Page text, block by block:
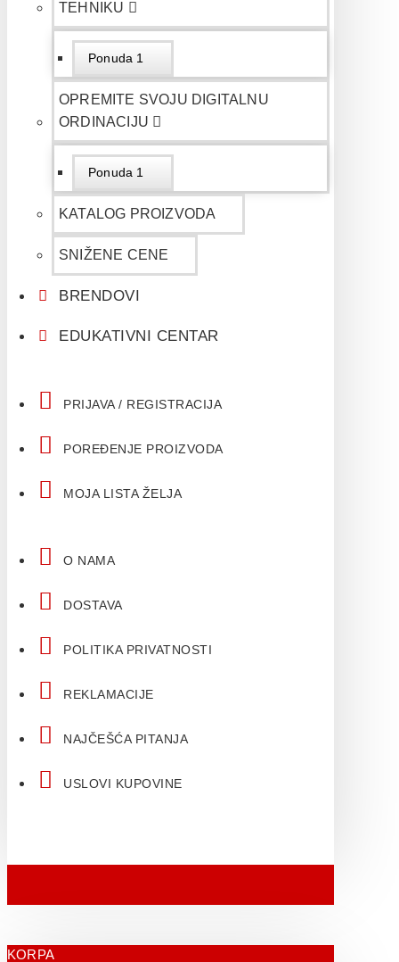
TEHNIKU
Ponuda 1
OPREMITE SVOJU DIGITALNU
ORDINACIJU
Ponuda 1
KATALOG PROIZVODA
SNIŽENE CENE
BRENDOVI
EDUKATIVNI CENTAR
PRIJAVA / REGISTRACIJA
POREĐENJE PROIZVODA
MOJA LISTA ŽELJA
O NAMA
DOSTAVA
POLITIKA PRIVATNOSTI
REKLAMACIJE
NAJČEŠĆA PITANJA
USLOVI KUPOVINE
KORPA